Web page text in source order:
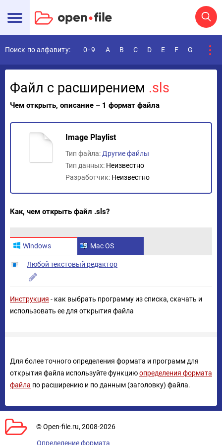
Поиск по алфавиту: 0-9 A B C D E F G
Файл с расширением .sls
Чем открыть, описание – 1 формат файла
Image Playlist
Тип файла: Другие файлы
Тип данных: Неизвестно
Разработчик: Неизвестно
Как, чем открыть файл .sls?
Windows Mac OS
Любой текстовый редактор
Инструкция - как выбрать программу из списка, скачать и
использовать ее для открытия файла
Для более точного определения формата и программ для
открытия файла используйте функциюопределения формата
файла по расширению и по данным (заголовку) файла.
© Open-file.ru, 2008-2026
Определение формата